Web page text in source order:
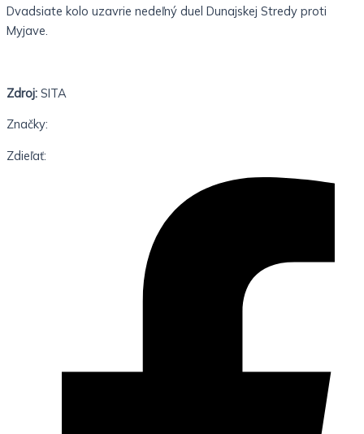
Dvadsiate kolo uzavrie nedeľný duel Dunajskej Stredy proti
Myjave.
Zdroj: SITA
Značky:
Zdieľať: